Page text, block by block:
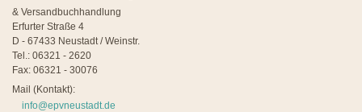
& Versandbuchhandlung
Erfurter Straße 4
D - 67433 Neustadt / Weinstr.
Tel.: 06321 - 2620
Fax: 06321 - 30076
Mail (Kontakt):
info@epvneustadt.de